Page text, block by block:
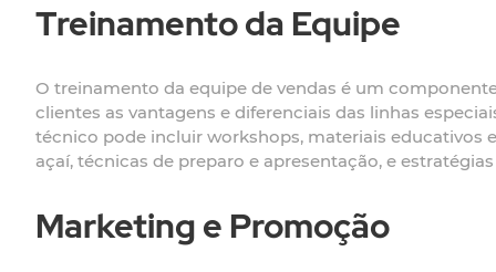
Treinamento da Equipe
O treinamento da equipe de vendas é um
clientes as vantagens e diferenciais das linhas
técnico pode incluir workshops, materiais educativos
açaí, técnicas de preparo e apresentação, e
Marketing e Promoção